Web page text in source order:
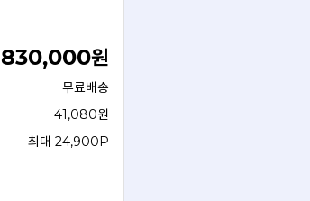
830,000원
무료배송
41,080원
최대 24,900P